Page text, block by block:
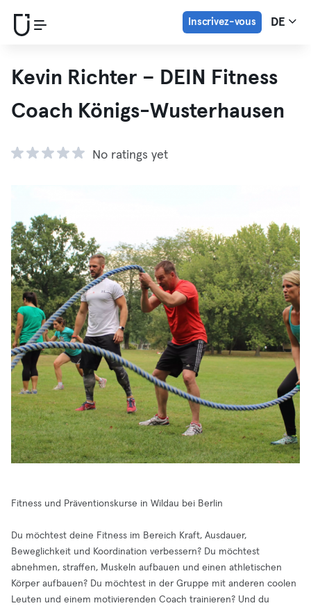
Inscrivez-vous DE
Kevin Richter – DEIN Fitness
Coach Königs-Wusterhausen
No ratings yet
Fitness und Präventionskurse in Wildau bei Berlin
Du möchtest deine Fitness im Bereich Kraft, Ausdauer,
Beweglichkeit und Koordination verbessern? Du möchtest
abnehmen, straffen, Muskeln aufbauen und einen athletischen
Körper aufbauen? Du möchtest in der Gruppe mit anderen coolen
Leuten und einem motivierenden Coach trainieren? Und du